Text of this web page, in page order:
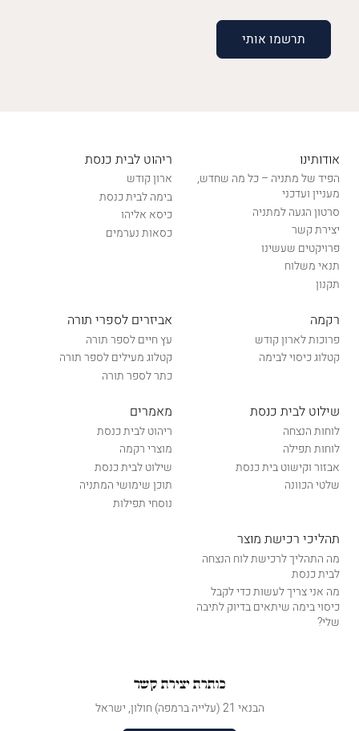
אודותינו
הפיד של מתניה – כל מה שחדש,
מעניין ועדכני
סרטון הגעה למתניה
יצירת קשר
פרויקטים שעשינו
תנאי משלוח
תקנון
ריהוט לבית כנסת
ארון קודש
בימה לבית כנסת
כיסא אליהו
כסאות נערמים
רקמה
פרוכות לארון קודש
קטלוג כיסוי לבימה
אביזרים לספרי תורה
עץ חיים לספר תורה
קטלוג מעילים לספר תורה
כתר לספר תורה
שילוט לבית כנסת
לוחות הנצחה
לוחות תפילה
אבזור וקישוט בית כנסת
שלטי הכוונה
מאמרים
ריהוט לבית כנסת
מוצרי רקמה
שילוט לבית כנסת
תוכן שימושי המתניה
נוסחי תפילות
תהליכי רכישת מוצר
מה התהליך לרכישת לוח הנצחה
לבית כנסת
מה אני צריך לעשות כדי לקבל
כיסוי בימה שיתאים בדיוק לתיבה
שלי?
כותרת יצירת קשר
הבנאי 21 (עלייה ברמפה) חולון, ישראל